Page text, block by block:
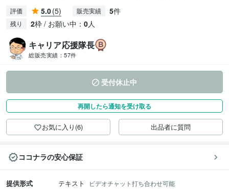
評価 5.0(5) 販売実績 5件
残り 2枠 / お願い中： 0人
キャリア応援隊長
総販売実績： 57件
受付休止中
再開したら通知を受け取る
お気に入り(6) 出品者に質問
ココナラの安心保証
提供形式 テキスト ビデオチャット打ち合わせ可能